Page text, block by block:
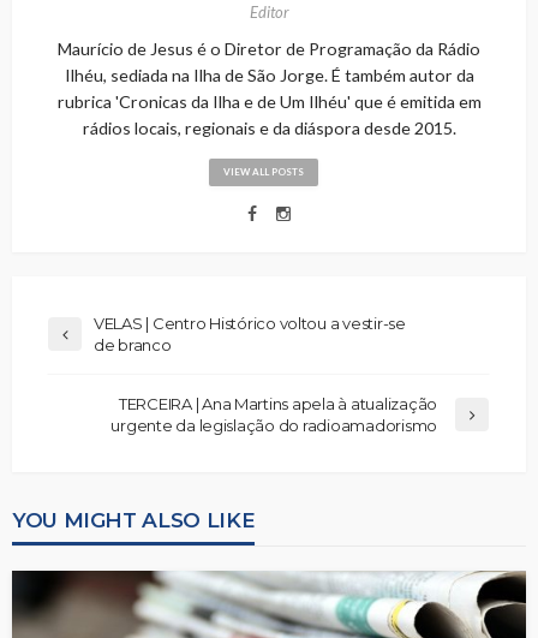
Editor
Maurício de Jesus é o Diretor de Programação da Rádio
Ilhéu, sediada na Ilha de São Jorge. É também autor da
rubrica 'Cronicas da Ilha e de Um Ilhéu' que é emitida em
rádios locais, regionais e da diáspora desde 2015.
VIEW ALL POSTS
VELAS | Centro Histórico voltou a vestir-se
de branco
TERCEIRA | Ana Martins apela à atualização
urgente da legislação do radioamadorismo
YOU MIGHT ALSO LIKE